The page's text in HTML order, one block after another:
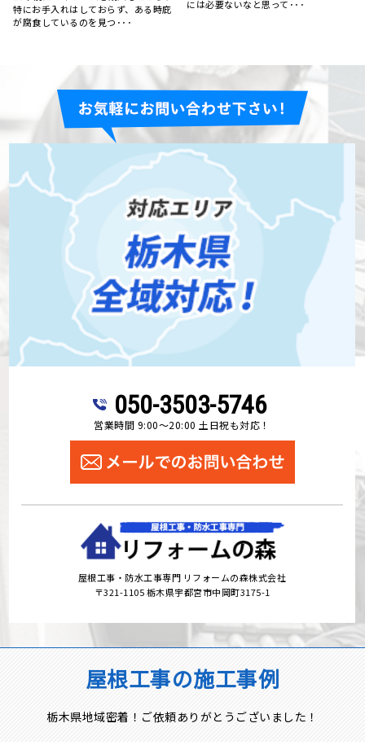
格であると判断しました。 価格は指名
050-3503-5746
営業時間 9:00～20:00 土日祝も対応！
屋根工事・防水工事専門 リフォームの森株式会社
〒321-1105 栃木県宇都宮市中岡町3175-1
屋根工事の施工事例
栃木県地域密着！ご依頼ありがとうございました！